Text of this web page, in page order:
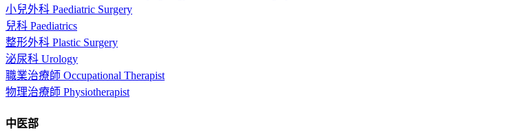
小兒外科 Paediatric Surgery
兒科 Paediatrics
整形外科 Plastic Surgery
泌尿科 Urology
職業治療師 Occupational Therapist
物理治療師 Physiotherapist
中医部